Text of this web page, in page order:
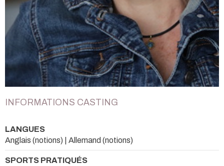
INFORMATIONS CASTING
LANGUES
Anglais (notions) | Allemand (notions)
SPORTS PRATIQUÉS